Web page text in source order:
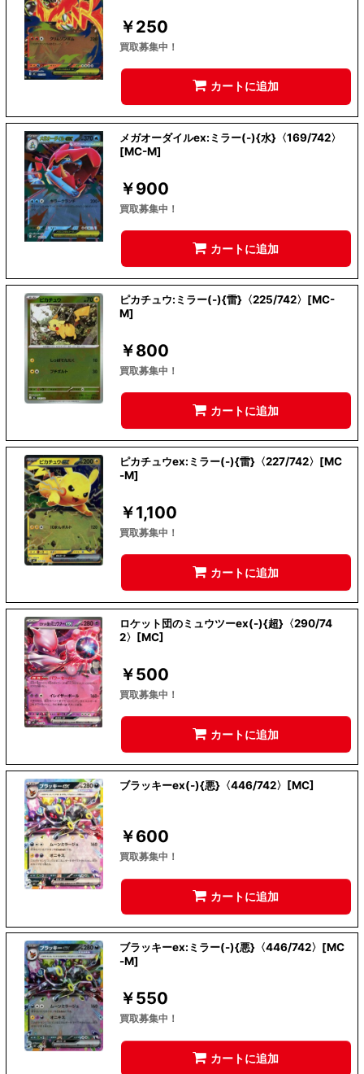
￥250
買取募集中！
カートに追加
メガオーダイルex:ミラー(-){水}〈169/742〉
[MC-M]
￥900
買取募集中！
カートに追加
ピカチュウ:ミラー(-){雷}〈225/742〉[MC-
M]
￥800
買取募集中！
カートに追加
ピカチュウex:ミラー(-){雷}〈227/742〉[MC
-M]
￥1,100
買取募集中！
カートに追加
ロケット団のミュウツーex(-){超}〈290/74
2〉[MC]
￥500
買取募集中！
カートに追加
ブラッキーex(-){悪}〈446/742〉[MC]
￥600
買取募集中！
カートに追加
ブラッキーex:ミラー(-){悪}〈446/742〉[MC
-M]
￥550
買取募集中！
カートに追加